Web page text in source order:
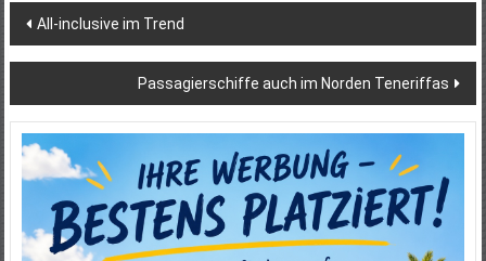
Beitragsnavigation
All-inclusive im Trend
Passagierschiffe auch im Norden Teneriffas